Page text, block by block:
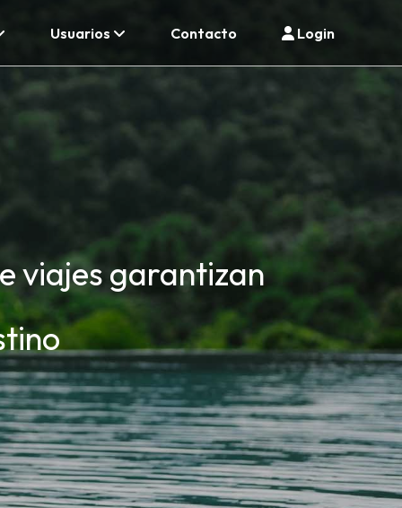
Usuarios Contacto Login
viajes garantizan